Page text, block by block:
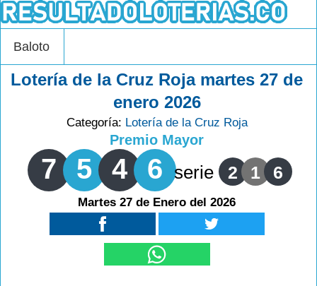
Baloto
Lotería de la Cruz Roja martes 27 de
enero 2026
Categoría: Lotería de la Cruz Roja
Premio Mayor
7 5 4 6 serie 2 1 6
Martes 27 de Enero del 2026